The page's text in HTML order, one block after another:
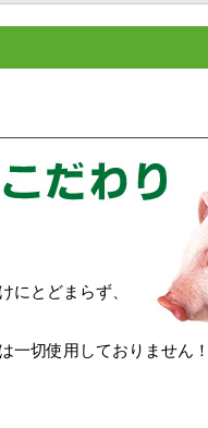
にとどまらず、
一切使用しておりません！